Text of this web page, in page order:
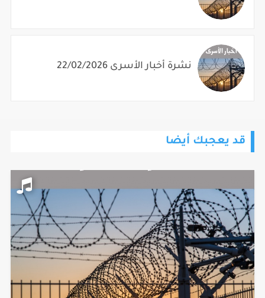
نشرة أخبار الأسرى 22/02/2026
قد يعجبك أيضا